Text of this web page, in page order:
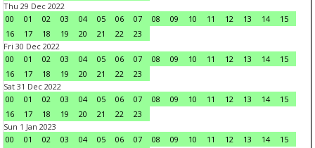
Thu 29 Dec 2022
00
01 02 03 04 05 06 07 08 09 10 11 12 13 14
15
16
17 18 19 20 21 22
23
Fri 30 Dec 2022
00
01 02 03 04 05 06 07 08 09 10 11 12 13 14
15
16
17 18 19 20 21 22
23
Sat 31 Dec 2022
00
01 02 03 04 05 06 07 08 09 10 11 12 13 14
15
16
17 18 19 20 21 22
23
Sun 1 Jan 2023
00
01 02 03 04 05 06 07 08 09 10 11 12 13 14
15